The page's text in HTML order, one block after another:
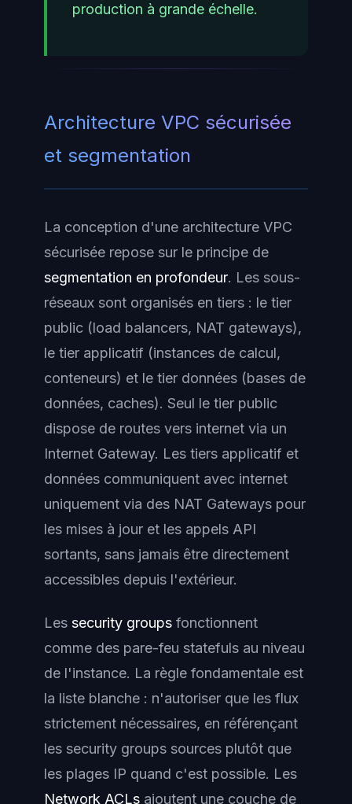
production à grande échelle.
Architecture VPC sécurisée
et segmentation
La conception d'une architecture VPC
sécurisée repose sur le principe de
segmentation en profondeur. Les sous-
réseaux sont organisés en tiers : le tier
public (load balancers, NAT gateways),
le tier applicatif (instances de calcul,
conteneurs) et le tier données (bases de
données, caches). Seul le tier public
dispose de routes vers internet via un
Internet Gateway. Les tiers applicatif et
données communiquent avec internet
uniquement via des NAT Gateways pour
les mises à jour et les appels API
sortants, sans jamais être directement
accessibles depuis l'extérieur.
Les security groups fonctionnent
comme des pare-feu statefuls au niveau
de l'instance. La règle fondamentale est
la liste blanche : n'autoriser que les flux
strictement nécessaires, en référençant
les security groups sources plutôt que
les plages IP quand c'est possible. Les
Network ACLs ajoutent une couche de